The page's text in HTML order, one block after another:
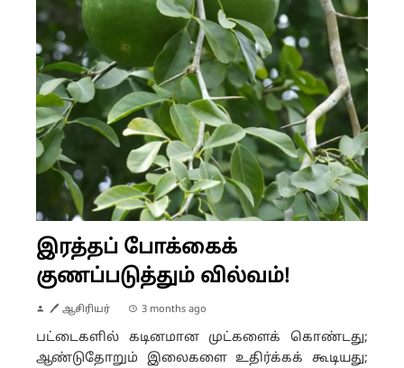
இரத்தப் போக்கைக்
குணப்படுத்தும் வில்வம்!
🖊 ஆசிரியர் 3 months ago
பட்டைகளில் கடினமான முட்களைக் கொண்டது;
ஆண்டுதோறும் இலைகளை உதிர்க்கக் கூடியது;